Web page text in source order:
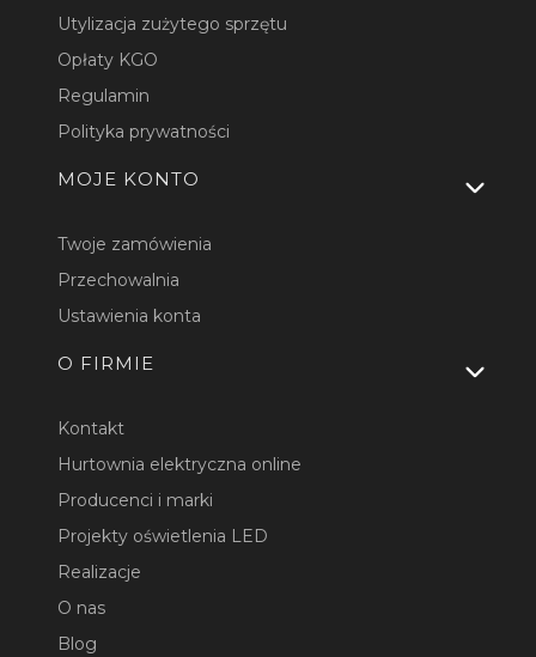
Utylizacja zużytego sprzętu
Opłaty KGO
Regulamin
Polityka prywatności
MOJE KONTO
Twoje zamówienia
Przechowalnia
Ustawienia konta
O FIRMIE
Kontakt
Hurtownia elektryczna online
Producenci i marki
Projekty oświetlenia LED
Realizacje
O nas
Blog